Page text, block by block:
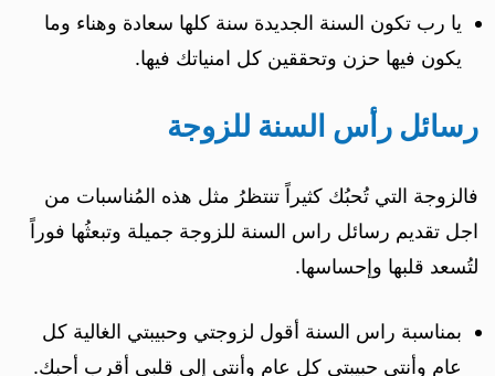
يا رب تكون السنة الجديدة سنة كلها سعادة وهناء وما
يكون فيها حزن وتحققين كل امنياتك فيها.
رسائل رأس السنة للزوجة
فالزوجة التي تُحبُك كثيراً تنتظرُ مثل هذه المُناسبات من
اجل تقديم رسائل راس السنة للزوجة جميلة وتبعثُها فوراً
لتُسعد قلبها وإحساسها.
بمناسبة راس السنة أقول لزوجتي وحبيبتي الغالية كل
عام وأنتي حبيبتي كل عام وأنتي إلى قلبي أقرب أحبك.